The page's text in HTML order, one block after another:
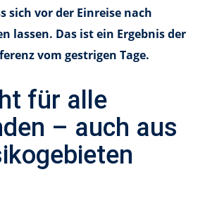
sich vor der Einreise nach
lassen. Das ist ein Ergebnis der
vom gestrigen Tage.
für alle
– auch aus